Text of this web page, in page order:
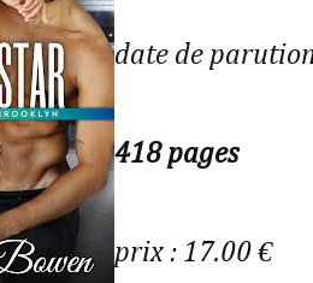
date de
418 pages
prix : 17.00 €